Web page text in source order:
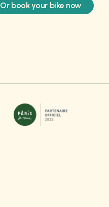
Or book your bike now